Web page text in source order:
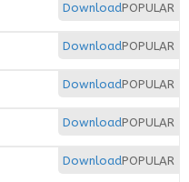
POPULAR
Download
POPULAR
Download
POPULAR
Download
POPULAR
Download
POPULAR
Download